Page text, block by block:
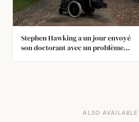
Stephen Hawking a un jour envoyé
son doctorant avec un problème
ALSO AVAILABLE